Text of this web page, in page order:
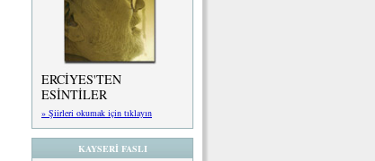
ERCİYES'TEN
ESİNTİLER
» Şiirleri okumak için tıklayın
KAYSERİ FASLI